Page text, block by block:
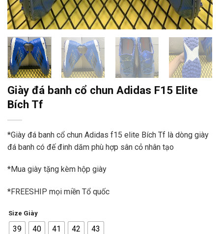
Giày đá banh cổ chun Adidas F15 Elite
Bích Tf
*Giày đá banh cổ chun Adidas f15 elite Bích Tf là dòng giày
đá banh có đế đinh dăm phù hợp sân cỏ nhân tạo
*Mua giày tặng kèm hộp giày
*FREESHIP mọi miền Tổ quốc
Size Giày
39 40 41 42 43